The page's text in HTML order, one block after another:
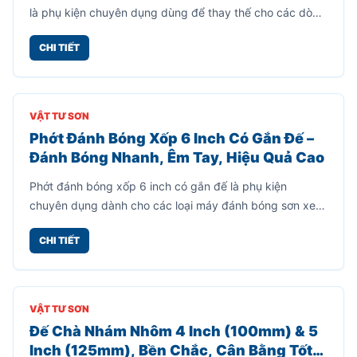
dày 5 yem, cho độ cứng cáp cao, hạn chế cong vênh khi
sử dụng lực mạnh.